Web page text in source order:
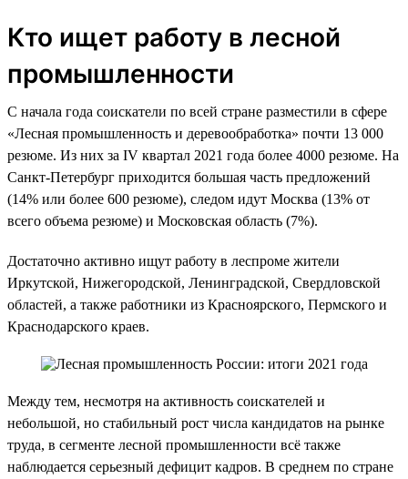
Кто ищет работу в лесной
промышленности
С начала года соискатели по всей стране разместили в сфере
«Лесная промышленность и деревообработка» почти 13 000
резюме. Из них за IV квартал 2021 года более 4000 резюме. На
Санкт-Петербург приходится большая часть предложений
(14% или более 600 резюме), следом идут Москва (13% от
всего объема резюме) и Московская область (7%).
Достаточно активно ищут работу в леспроме жители
Иркутской, Нижегородской, Ленинградской, Свердловской
областей, а также работники из Красноярского, Пермского и
Краснодарского краев.
Между тем, несмотря на активность соискателей и
небольшой, но стабильный рост числа кандидатов на рынке
труда, в сегменте лесной промышленности всё также
наблюдается серьезный дефицит кадров. В среднем по стране